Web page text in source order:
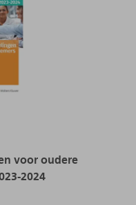
voor oudere
2024